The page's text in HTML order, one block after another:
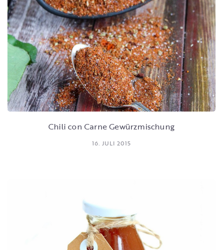
Chili con Carne Gewürzmischung
16. JULI 2015